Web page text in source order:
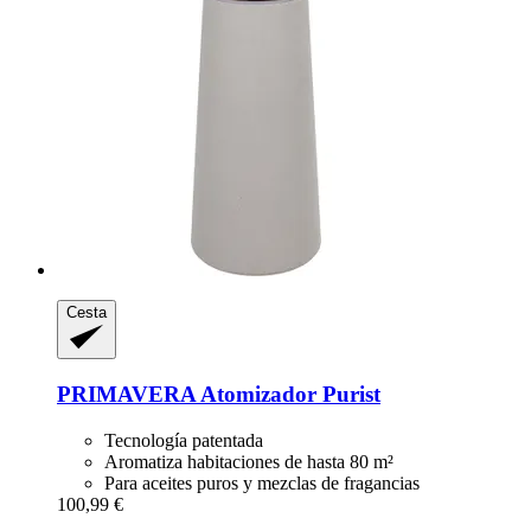
Cesta
PRIMAVERA Atomizador Purist
Tecnología patentada
Aromatiza habitaciones de hasta 80 m²
Para aceites puros y mezclas de fragancias
100,99 €